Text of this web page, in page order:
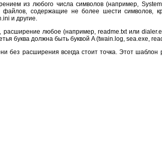
из любого числа символов (например,
содержащие не более шести символов,
и другие.
любое (например, readme.txt или
буква должна быть буквой A (twain.log, sea.exe,
без расширения всегда стоит точка. Этот шаблон